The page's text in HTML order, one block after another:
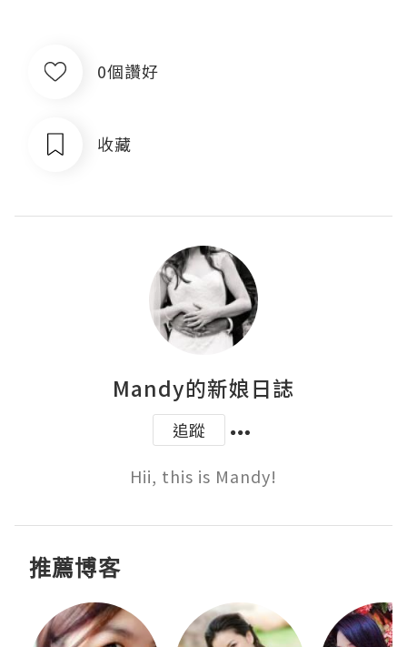
0個讚好
收藏
Mandy的新娘日誌
追蹤
Hii, this is Mandy!
推薦博客